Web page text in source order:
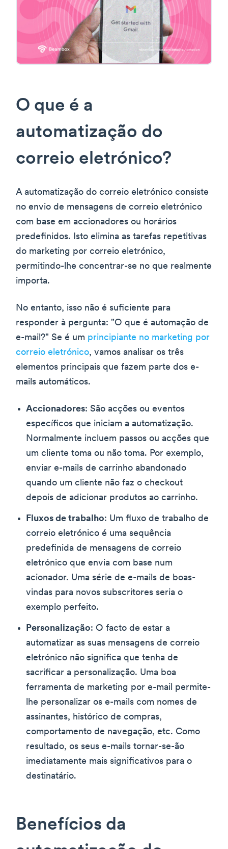
O que é a
automatização do
correio eletrónico?
A automatização do correio eletrónico consiste
no envio de mensagens de correio eletrónico
com base em accionadores ou horários
predefinidos. Isto elimina as tarefas repetitivas
do marketing por correio eletrónico,
permitindo-lhe concentrar-se no que realmente
importa.
No entanto, isso não é suficiente para
responder à pergunta: "O que é automação de
e-mail?" Se é um principiante no marketing por
correio eletrónico, vamos analisar os três
elementos principais que fazem parte dos e-
mails automáticos.
Accionadores: São acções ou eventos
específicos que iniciam a automatização.
Normalmente incluem passos ou acções que
um cliente toma ou não toma. Por exemplo,
enviar e-mails de carrinho abandonado
quando um cliente não faz o checkout
depois de adicionar produtos ao carrinho.
Fluxos de trabalho: Um fluxo de trabalho de
correio eletrónico é uma sequência
predefinida de mensagens de correio
eletrónico que envia com base num
acionador. Uma série de e-mails de boas-
vindas para novos subscritores seria o
exemplo perfeito.
Personalização: O facto de estar a
automatizar as suas mensagens de correio
eletrónico não significa que tenha de
sacrificar a personalização. Uma boa
ferramenta de marketing por e-mail permite-
lhe personalizar os e-mails com nomes de
assinantes, histórico de compras,
comportamento de navegação, etc. Como
resultado, os seus e-mails tornar-se-ão
imediatamente mais significativos para o
destinatário.
Benefícios da